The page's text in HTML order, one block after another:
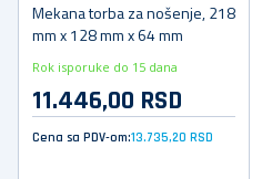
Mekana torba za nošenje, 218
mm x 128 mm x 64 mm
Rok isporuke do 15 dana
11.446,00 RSD
Cena sa PDV-om:13.735,20 RSD